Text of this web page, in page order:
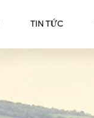
TIN TỨC